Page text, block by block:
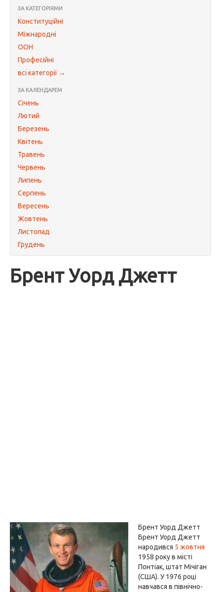
ЗА КАТЕГОРІЯМИ
Конституційні
Міжнародні
ООН
Професійні
всі категорії →
ЗА КАЛЕНДАРЕМ
Січень
Лютий
Березень
Квітень
Травень
Червень
Липень
Серпень
Вересень
Жовтень
Листопад
Грудень
Брент Уорд Джетт
Брент Уорд Джетт
Брент Уорд Джетт
народився 5 жовтня
1958 року в місті
Понтіак, штат Мічіган
(США). У 1976 році
навчався в північно-